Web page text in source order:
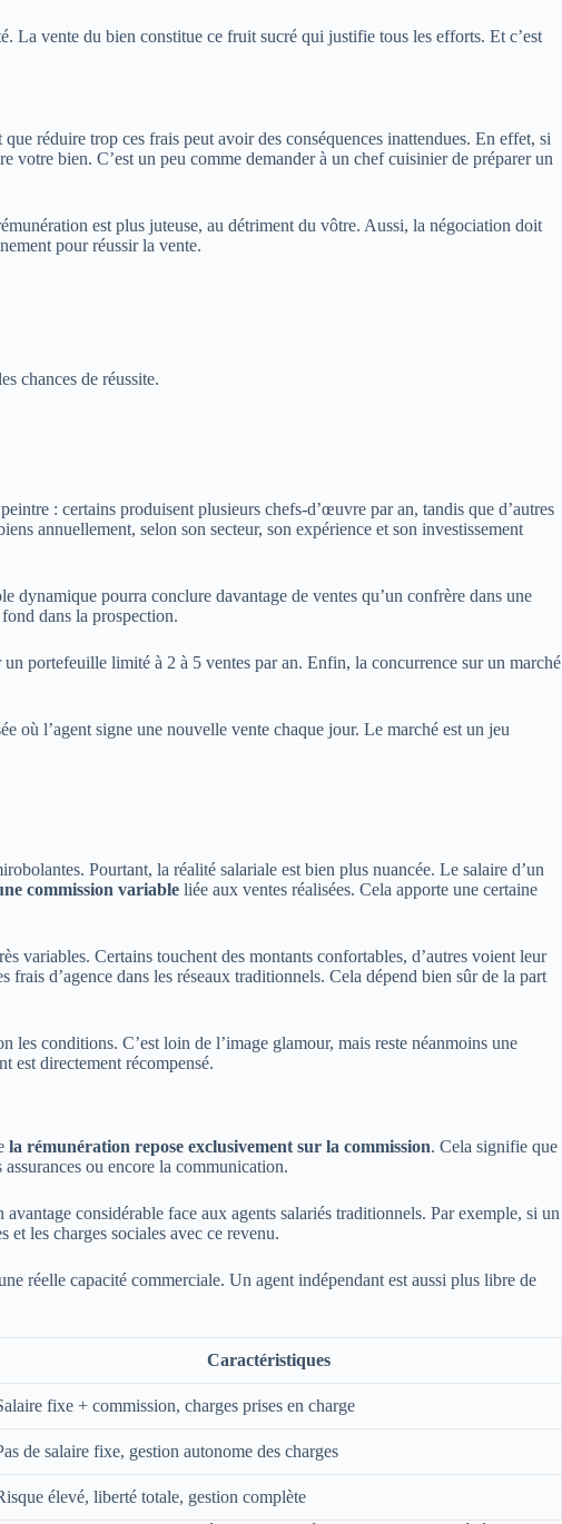
La vente du bien constitue ce fruit sucré qui justifie tous les efforts. Et c’est
réduire trop ces frais peut avoir des conséquences inattendues. En effet, si
votre bien. C’est un peu comme demander à un chef cuisinier de préparer un
est plus juteuse, au détriment du vôtre. Aussi, la négociation doit
pour réussir la vente.
chances de réussite.
: certains produisent plusieurs chefs-d’œuvre par an, tandis que d’autres
annuellement, selon son secteur, son expérience et son investissement
dynamique pourra conclure davantage de ventes qu’un confrère dans une
dans la prospection.
portefeuille limité à 2 à 5 ventes par an. Enfin, la concurrence sur un marché
où l’agent signe une nouvelle vente chaque jour. Le marché est un jeu
Pourtant, la réalité salariale est bien plus nuancée. Le salaire d’un
commission variable liée aux ventes réalisées. Cela apporte une certaine
variables. Certains touchent des montants confortables, d’autres voient leur
d’agence dans les réseaux traditionnels. Cela dépend bien sûr de la part
conditions. C’est loin de l’image glamour, mais reste néanmoins une
est directement récompensé.
la rémunération repose exclusivement sur la commission. Cela signifie que
ou encore la communication.
considérable face aux agents salariés traditionnels. Par exemple, si un
et les charges sociales avec ce revenu.
réelle capacité commerciale. Un agent indépendant est aussi plus libre de
Caractéristiques
fixe + commission, charges prises en charge
de salaire fixe, gestion autonome des charges
élevé, liberté totale, gestion complète